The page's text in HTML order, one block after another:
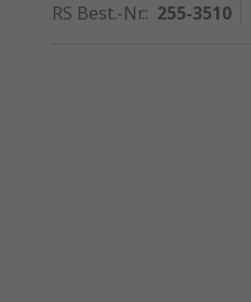
RS Best.-Nr.: 255-3510